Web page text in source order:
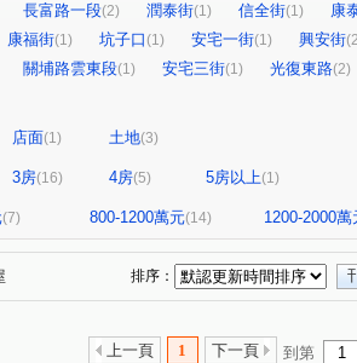
長富路一段(2) 潤泰街(1) 信全街(1)
康
康福街(1) 坑子口 (1) 安宅一街(1) 興安街
關埔路雲東段(1) 安宅三街(1) 光復東路(2)
店面(1) 土地(3)
3房(16) 4房(5) 5房以上(1)
(7) 800-1200萬元(14) 1200-2000萬
排序：
上一頁 1 下一頁 到第